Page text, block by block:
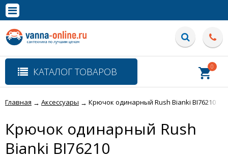
Полная версия сайта
КАТАЛОГ ТОВАРОВ 0
Главная → Аксессуары → Крючок одинарный Rush Bianki BI76210
Крючок одинарный Rush
Bianki BI76210